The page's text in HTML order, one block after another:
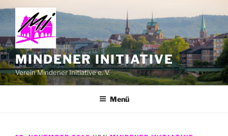
Zum
springen
MINDENER INITIATIVE
Verein Mindener Initiative e. V.
Menü